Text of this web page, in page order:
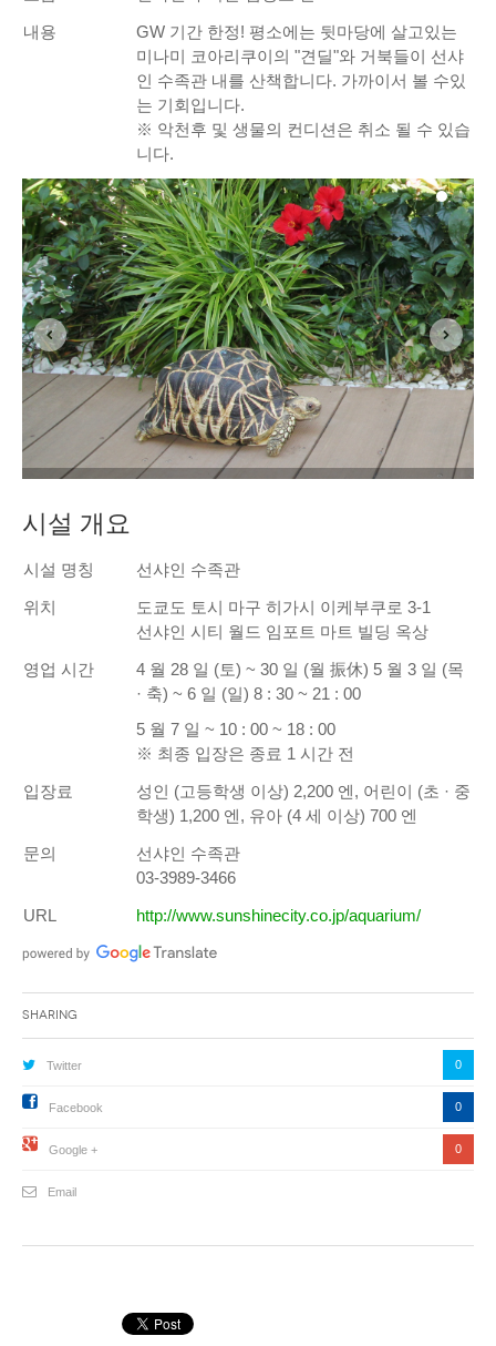
내용
GW 기간 한정! 평소에는 뒷마당에 살고있는
미나미 코아리쿠이의 "견딜"와 거북들이 선샤
인 수족관 내를 산책합니다. 가까이서 볼 수있
는 기회입니다.
※ 악천후 및 생물의 컨디션은 취소 될 수 있습
니다.
시설 개요
시설 명칭
선샤인 수족관
위치
도쿄도 토시 마구 히가시 이케부쿠로 3-1
선샤인 시티 월드 임포트 마트 빌딩 옥상
영업 시간
4 월 28 일 (토) ~ 30 일 (월 振休) 5 월 3 일 (목
· 축) ~ 6 일 (일) 8 : 30 ~ 21 : 00
5 월 7 일 ~ 10 : 00 ~ 18 : 00
※ 최종 입장은 종료 1 시간 전
입장료
성인 (고등학생 이상) 2,200 엔, 어린이 (초 · 중
학생) 1,200 엔, 유아 (4 세 이상) 700 엔
문의
선샤인 수족관
03-3989-3466
URL
http://www.sunshinecity.co.jp/aquarium/
Sharing
Twitter 0
Facebook 0
Google + 0
Email